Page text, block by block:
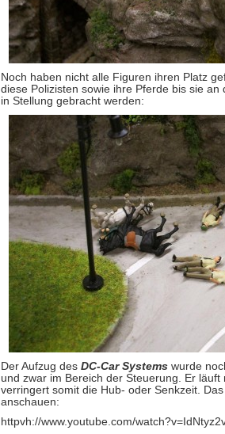
Noch haben nicht alle Figuren ihren Platz
diese Polizisten sowie ihre Pferde bis sie
in Stellung gebracht werden:
Der Aufzug des DC-Car Systems wurde
und zwar im Bereich der Steuerung. Er läuft
verringert somit die Hub- oder Senkzeit.
anschauen:
httpvh://www.youtube.com/